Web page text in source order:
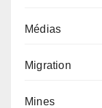
Médias
Migration
Mines